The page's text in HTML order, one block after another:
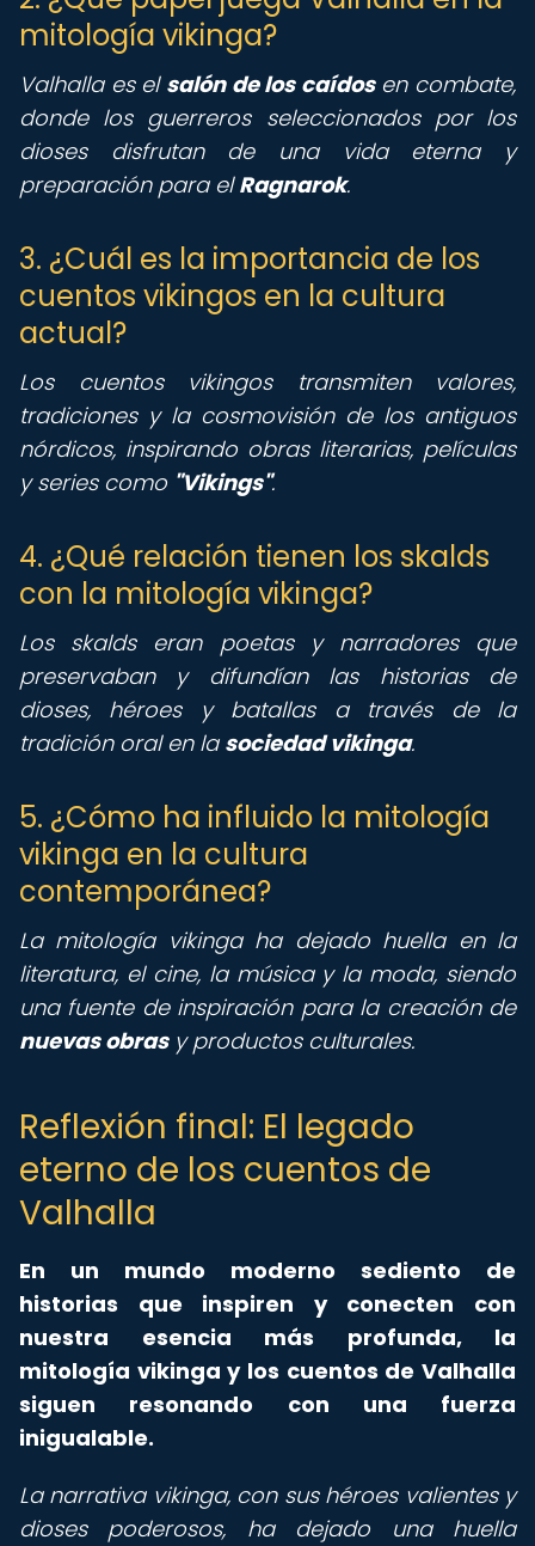
mitología vikinga?
Valhalla es el salón de los caídosen combate,
donde los guerreros seleccionados por los
dioses disfrutan de una vida eterna y
preparación para elRagnarok.
3. ¿Cuál es la importancia de los
cuentos vikingos en la cultura
actual?
Los cuentos vikingos transmiten valores,
tradiciones y la cosmovisión de los antiguos
nórdicos, inspirando obras literarias, películas
y series como "Vikings".
4. ¿Qué relación tienen los skalds
con la mitología vikinga?
Los skalds eran poetas y narradores que
preservaban y difundían las historias de
dioses, héroes y batallas a través de la
tradición oral en la sociedad vikinga.
5. ¿Cómo ha influido la mitología
vikinga en la cultura
contemporánea?
La mitología vikinga ha dejado huella en la
literatura, el cine, la música y la moda, siendo
una fuente de inspiración para la creación de
nuevas obrasy productos culturales.
Reflexión final: El legado
eterno de los cuentos de
Valhalla
En un mundo moderno sediento de
historias que inspiren y conecten con
nuestra esencia más profunda, la
mitología vikinga y los cuentos de Valhalla
siguen resonando con una fuerza
inigualable.
La narrativa vikinga, con sus héroes valientes y
dioses poderosos, ha dejado una huella